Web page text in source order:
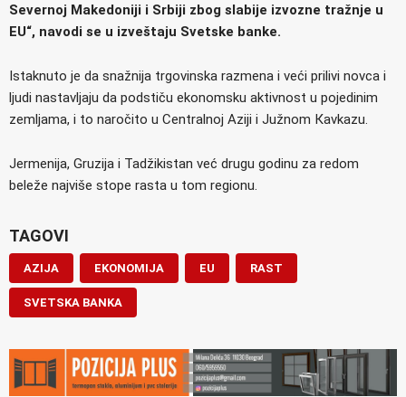
Severnoj Makedoniji i Srbiji zbog slabije izvozne tražnje u
EU“, navodi se u izveštaju Svetske banke.
Istaknuto je da snažnija trgovinska razmena i veći prilivi novca i
ljudi nastavljaju da podstiču ekonomsku aktivnost u pojedinim
zemljama, i to naročito u Centralnoj Aziji i Južnom Кavkazu.
Jermenija, Gruzija i Tadžikistan već drugu godinu za redom
beleže najviše stope rasta u tom regionu.
TAGOVI
AZIJA EKONOMIJA EU RAST
SVETSKA BANKA